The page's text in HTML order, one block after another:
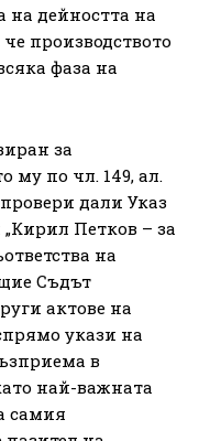
на дейността на
производството
фаза на
за
му по чл. 149, ал.
провери дали Указ
„Кирил Петков – за
на
Съдът
актове на
укази на
в
най-важната
самия